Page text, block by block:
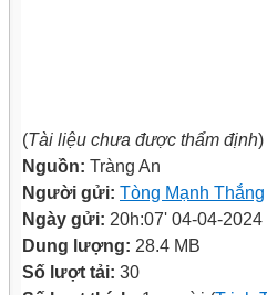
(Tài liệu chưa được thẩm định)
Nguồn: Tràng An
Người gửi: Tòng Mạnh Thắng
Ngày gửi: 20h:07' 04-04-2024
Dung lượng: 28.4 MB
Số lượt tải: 30